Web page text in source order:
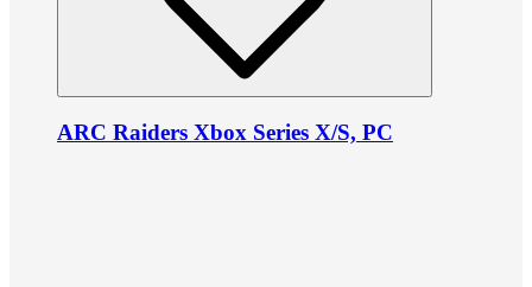
ARC Raiders Xbox Series X/S, PC